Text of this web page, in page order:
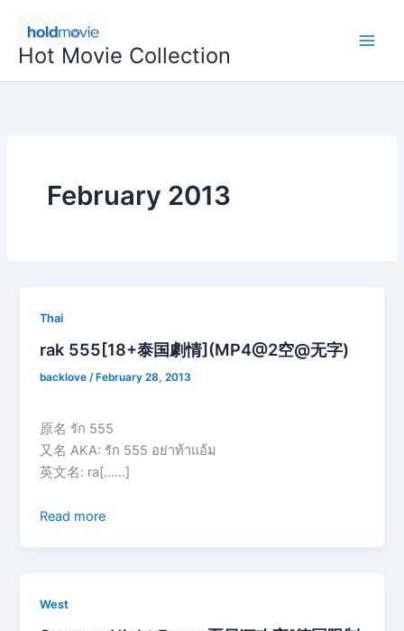
content
Hot Movie Collection
February 2013
Thai
rak 555[18+泰国劇情](MP4@2空@无字)
backlove /February 28, 2013
原名 รัก 555
又名 AKA: รัก 555 อย่าท้าแอ้ม
英文名: ra[……]
Read more
West